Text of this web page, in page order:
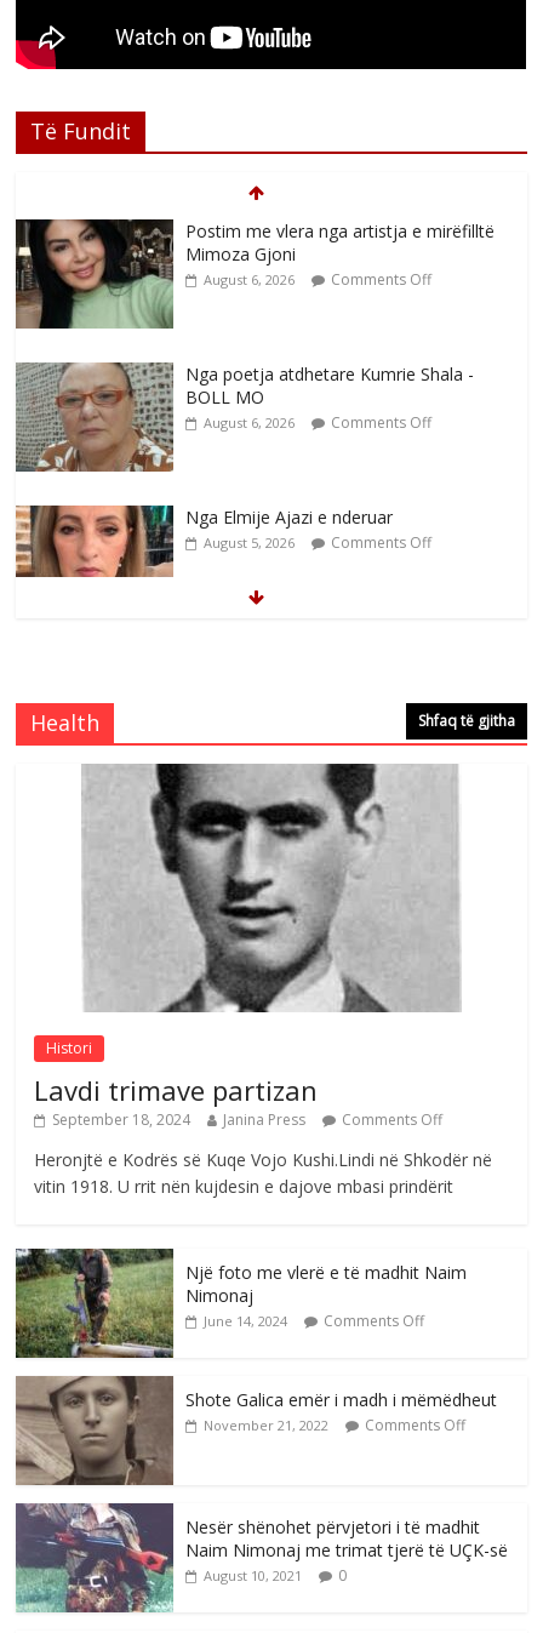
Të Fundit
Postim me vlera nga artistja e mirëfilltë
Mimoza Gjoni
August 6, 2026 Comments Off
Nga poetja atdhetare Kumrie Shala -
BOLL MO
August 6, 2026 Comments Off
Nga Elmije Ajazi e nderuar
August 5, 2026 Comments Off
Comments Off
Çlirimtari Mentor Mushkolaj nderohet
me mirenjohje nga Xhevdet Qeriqi Dega
e invalidëve në Fushë Kosovë
August 4, 2026 Comments Off
Sulm , pse të dua ty
August 8, 2026 Comments Off
Health Shfaq të gjitha
Histori
Lavdi trimave partizan
September 18, 2024 Janina Press Comments Off
Heronjtë e Kodrës së Kuqe Vojo Kushi.Lindi në Shkodër në
vitin 1918. U rrit nën kujdesin e dajove mbasi prindërit
Një foto me vlerë e të madhit Naim
Nimonaj
June 14, 2024 Comments Off
Shote Galica emër i madh i mëmëdheut
November 21, 2022 Comments Off
Nesër shënohet përvjetori i të madhit
Naim Nimonaj me trimat tjerë të UÇK-së
August 10, 2021 0